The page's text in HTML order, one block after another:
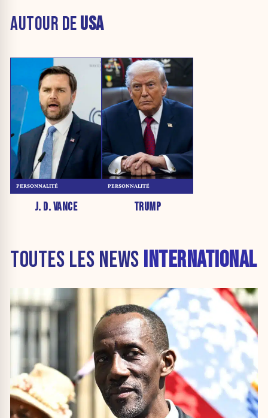
AUTOUR DEUSA
J. D. VANCE
PERSONNALITÉ
TRUMP
PERSONNALITÉ
TOUTES LES NEWS INTERNATIONAL